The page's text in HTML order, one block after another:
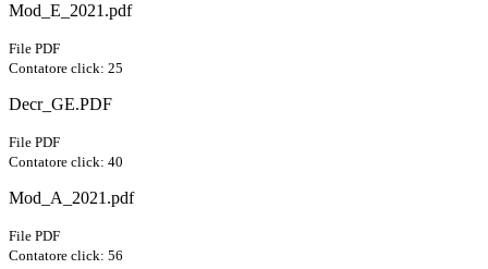
Mod_E_2021.pdf
File PDF
Contatore click: 25
Decr_GE.PDF
File PDF
Contatore click: 40
Mod_A_2021.pdf
File PDF
Contatore click: 56